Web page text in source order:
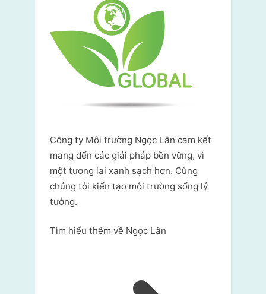
Công ty Môi trường Ngọc Lân cam kết
mang đến các giải pháp bền vững, vì
một tương lai xanh sạch hơn. Cùng
chúng tôi kiến tạo môi trường sống lý
tưởng.
Tìm hiểu thêm về Ngọc Lân